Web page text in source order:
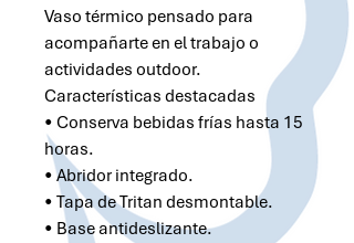
Vaso térmico pensado para
acompañarte en el trabajo o
actividades outdoor.
Características destacadas
• Conserva bebidas frías hasta 15
horas.
• Abridor integrado.
• Tapa de Tritan desmontable.
• Base antideslizante.